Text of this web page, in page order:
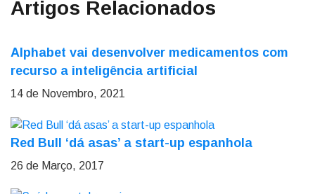
Artigos Relacionados
Alphabet vai desenvolver medicamentos com
recurso a inteligência artificial
14 de Novembro, 2021
Red Bull ‘dá asas’ a start-up espanhola
26 de Março, 2017